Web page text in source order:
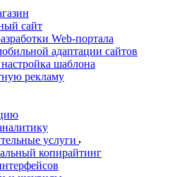
сайт
Web-портала
адаптации сайтов
шаблона
рекламу
услуги
копирайтинг